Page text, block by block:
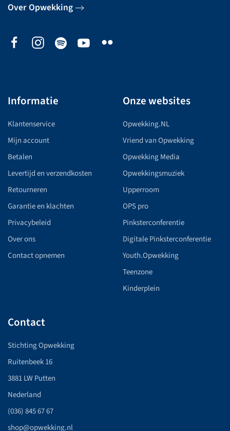
Over Opwekking
Informatie
Klantenservice
Mijn account
Betalen
Levertijd en verzendkosten
Retourneren
Garantie en klachten
Privacybeleid
Over ons
Contact opnemen
Onze websites
Opwekking.NL
Vriend van Opwekking
Opwekking Media
Opwekkingsmuziek
Upperroom
OPS pro
Pinksterconferentie
Digitale Pinksterconferentie
Youth.Opwekking
Teenzone
Kinderplein
Contact
Stichting Opwekking
Ruitenbeek 16
3881 LW Putten
Nederland
(036) 845 67 67
shop@opwekking.nl